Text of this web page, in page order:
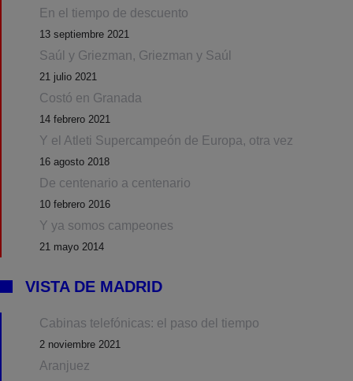
En el tiempo de descuento
13 septiembre 2021
Saúl y Griezman, Griezman y Saúl
21 julio 2021
Costó en Granada
14 febrero 2021
Y el Atleti Supercampeón de Europa, otra vez
16 agosto 2018
De centenario a centenario
10 febrero 2016
Y ya somos campeones
21 mayo 2014
VISTA DE MADRID
Cabinas telefónicas: el paso del tiempo
2 noviembre 2021
Aranjuez